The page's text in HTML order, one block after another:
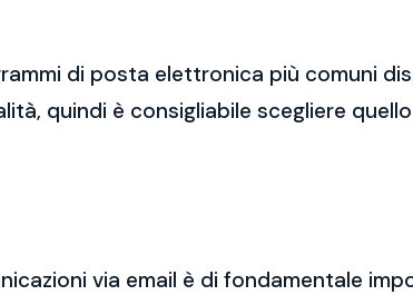
di posta elettronica più comuni
quindi è consigliabile scegliere
via email è di fondamentale